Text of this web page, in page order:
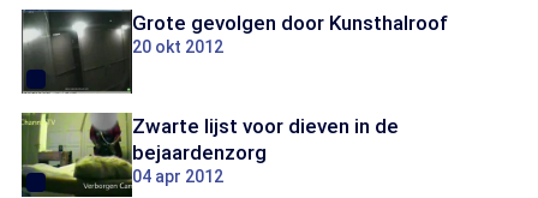
Grote gevolgen door Kunsthalroof
20 okt 2012
Zwarte lijst voor dieven in de
bejaardenzorg
04 apr 2012